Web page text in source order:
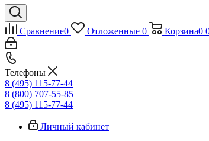
Сравнение0 Отложенные 0 Корзина0
Телефоны
8 (495) 115-77-44
8 (800) 707-55-85
8 (495) 115-77-44
Личный кабинет